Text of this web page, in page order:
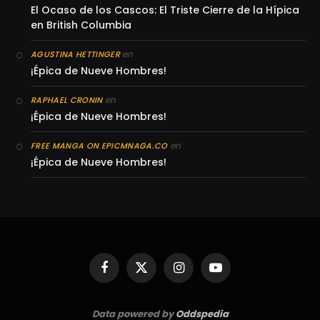
El Ocaso de los Cascos: El Triste Cierre de la Hípica
en British Columbia
AGUSTINA HETTINGERen
¡Épica de Nueve Hombres!
RAPHAEL CRONINen
¡Épica de Nueve Hombres!
FREE MANGA ON EPICMNAGA.COen
¡Épica de Nueve Hombres!
Facebook
X
(Twitter)
InstagramYouTube
Data powered byOddspedia